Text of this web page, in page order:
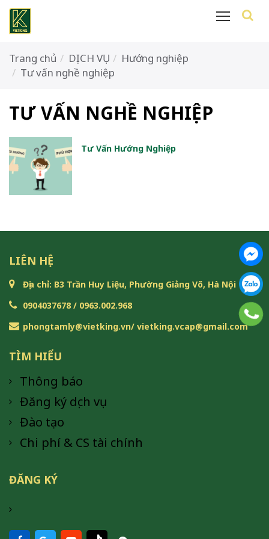
Trang chủ DỊCH VỤ
Hướng nghiệp
Tư vấn nghề nghiệp
TƯ VẤN NGHỀ NGHIỆP
Tư Vấn Hướng Nghiệp
LIÊN HỆ
Địa chỉ: B3 Trần Huy Liệu, Phường Giảng Võ, Hà Nội
0904037678 / 0963.002.968
phongtamly@vietking.vn/ vietking.vcap@gmail.com
TÌM HIỂU
Thông báo
Đăng ký dịch vụ
Đào tạo
Chi phí & CS tài chính
ĐĂNG KÝ